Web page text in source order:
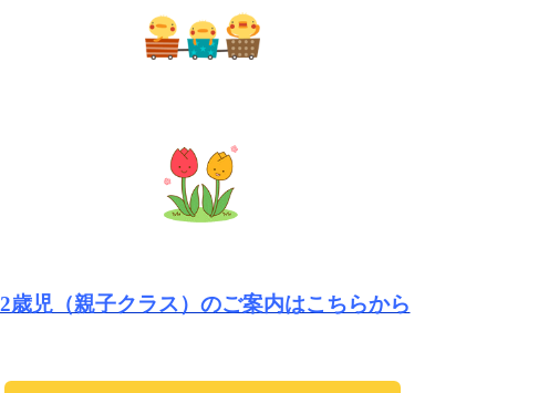
2歳児（親子クラス）のご案内はこちらから